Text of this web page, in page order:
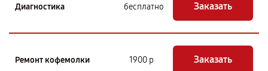
Диагностика бесплатно Заказать
Ремонт кофемолки 1900 р Заказать